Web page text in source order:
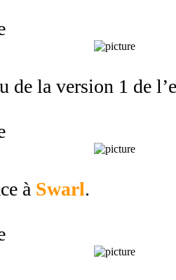
de la version 1 de
à Swarl.